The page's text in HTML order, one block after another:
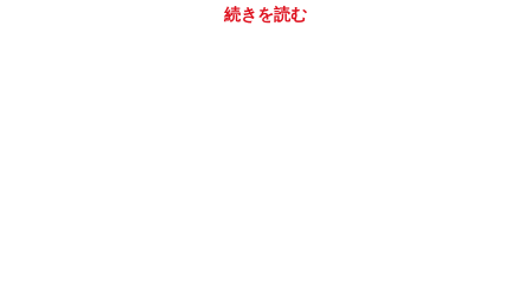
続きを読む